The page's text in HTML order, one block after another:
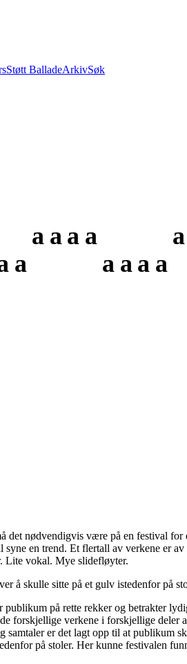
Støtt BalladeArkivSøk
nødvendigvis være på en festival
en trend. Et flertall av verkene er
Lite vokal. Mye slidefløyter.
å skulle sitte på et gulv istedenfor på
på rette rekker og betrakter
forskjellige verkene i forskjellige
er det lagt opp til at publikum
på stoler. Her kunne festivalen